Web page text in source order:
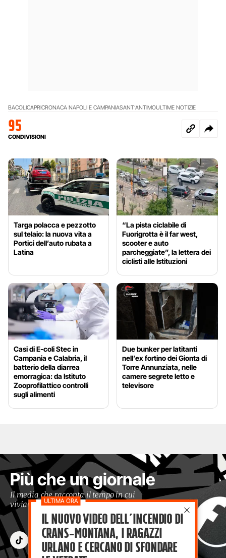
BACOLICAPRICRONACA NAPOLI E CAMPANIASANT’ANTIMOULTIME NOTIZIE
95
CONDIVISIONI
Targa polacca e pezzotto
sul telaio: la nuova vita a
Portici dell’auto rubata a
Latina
“La pista ciclabile di
Fuorigrotta è il far west,
scooter e auto
parcheggiate”, la lettera dei
ciclisti alle Istituzioni
Casi di E-coli Stec in
Campania e Calabria, il
batterio della diarrea
emorragica: da Istituto
Zooprofilattico controlli
sugli alimenti
Due bunker per latitanti
nell’ex fortino dei Gionta di
Torre Annunziata, nelle
camere segrete letto e
televisore
Più che un giornale
Il media che racconta il tempo in cui
viviamo con occhi moderni
Il nuovo video dell’incendio di
Crans-Montana, i ragazzi
Urlano e cercano di sfondare